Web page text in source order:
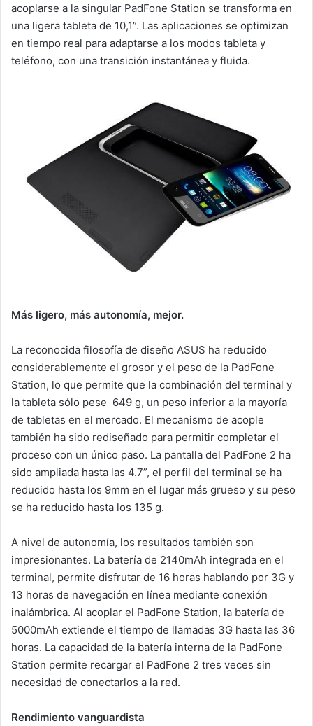
acoplarse a la singular PadFone Station se transforma en
una ligera tableta de 10,1”. Las aplicaciones se optimizan
en tiempo real para adaptarse a los modos tableta y
teléfono, con una transición instantánea y fluida.
Más ligero, más autonomía, mejor.
La reconocida filosofía de diseño ASUS ha reducido
considerablemente el grosor y el peso de la PadFone
Station, lo que permite que la combinación del terminal y
la tableta sólo pese 649 g, un peso inferior a la mayoría
de tabletas en el mercado. El mecanismo de acople
también ha sido rediseñado para permitir completar el
proceso con un único paso. La pantalla del PadFone 2 ha
sido ampliada hasta las 4.7”, el perfil del terminal se ha
reducido hasta los 9mm en el lugar más grueso y su peso
se ha reducido hasta los 135 g.
A nivel de autonomía, los resultados también son
impresionantes. La batería de 2140mAh integrada en el
terminal, permite disfrutar de 16 horas hablando por 3G y
13 horas de navegación en línea mediante conexión
inalámbrica. Al acoplar el PadFone Station, la batería de
5000mAh extiende el tiempo de llamadas 3G hasta las 36
horas. La capacidad de la batería interna de la PadFone
Station permite recargar el PadFone 2 tres veces sin
necesidad de conectarlos a la red.
Rendimiento vanguardista